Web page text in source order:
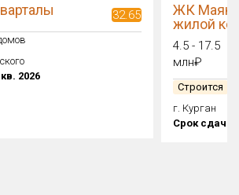
32.65
2026
ЖК Маяк-
жилой
4.5 - 17.5
млн₽
Строится
г. Курган
Срок сдачи: